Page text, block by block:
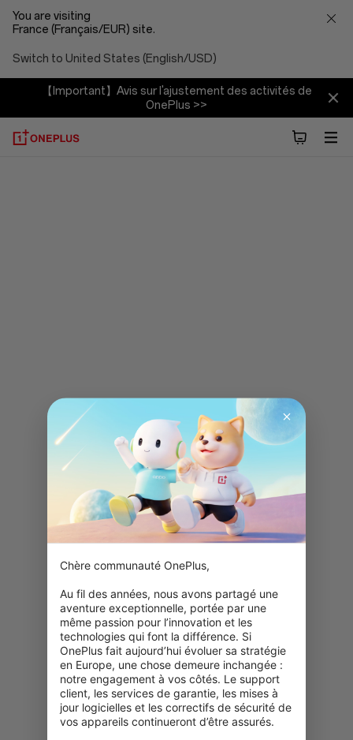
You are visiting
France (Français/EUR) site.
Switch to United States (English/USD)
【Important】Avis sur l'ajustement des activités de
OnePlus >>
Chère communauté OnePlus,
Au fil des années, nous avons partagé une
aventure exceptionnelle, portée par une
même passion pour l’innovation et les
technologies qui font la différence. Si
OnePlus fait aujourd’hui évoluer sa stratégie
en Europe, une chose demeure inchangée :
notre engagement à vos côtés. Le support
client, les services de garantie, les mises à
jour logicielles et les correctifs de sécurité de
vos appareils continueront d’être assurés.